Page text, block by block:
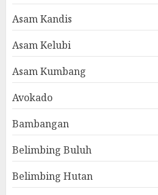
Asam Kandis
Asam Kelubi
Asam Kumbang
Avokado
Bambangan
Belimbing Buluh
Belimbing Hutan